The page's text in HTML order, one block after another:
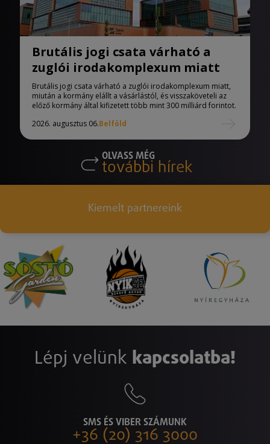
Brutális jogi csata várható a
zuglói irodakomplexum miatt
Brutális jogi csata várható a zuglói irodakomplexum miatt,
miután a kormány elállt a vásárlástól, és visszaköveteli az
előző kormány által kifizetett több mint 300 milliárd forintot.
2026. augusztus 06.Belföld
OLVASS MÉG
további hírek
Kiemelt partnereink
Lépj velünk kapcsolatba!
SMS ÉS VIBER SZÁMUNK
+36 (20) 316 3000